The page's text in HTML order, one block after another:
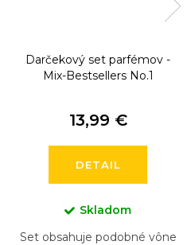
Darčekový set parfémov -
Mix-Bestsellers No.1
13,99 €
DETAIL
Skladom
Set obsahuje podobné vône